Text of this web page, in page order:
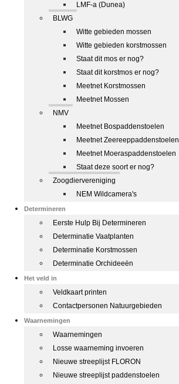
LMF-a (Dunea)
BLWG
Witte gebieden mossen
Witte gebieden korstmossen
Staat dit mos er nog?
Staat dit korstmos er nog?
Meetnet Korstmossen
Meetnet Mossen
NMV
Meetnet Bospaddenstoelen
Meetnet Zeereeppaddenstoelen
Meetnet Moeraspaddenstoelen
Staat deze soort er nog?
Zoogdiervereniging
NEM Wildcamera's
Determineren
Eerste Hulp Bij Determineren
Determinatie Vaatplanten
Determinatie Korstmossen
Determinatie Orchideeën
Het veld in
Veldkaart printen
Contactpersonen Natuurgebieden
Waarnemingen
Waarnemingen
Losse waarneming invoeren
Nieuwe streeplijst FLORON
Nieuwe streeplijst paddenstoelen